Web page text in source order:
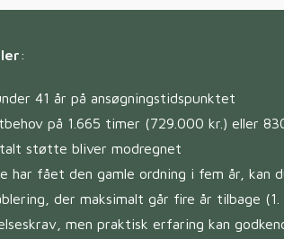
:
41 år på ansøgningstidspunktet
på 1.665 timer (729.000 kr.) eller
støtte bliver modregnet
har fået den gamle ordning i fem år, kan
der maksimalt går fire år tilbage (1.
men praktisk erfaring kan